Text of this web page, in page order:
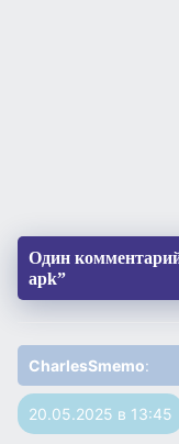
Один
apk”
CharlesSmemo:
20.05.2025 в 13:45